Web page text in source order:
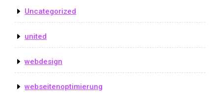
Uncategorized
united
webdesign
webseitenoptimierung